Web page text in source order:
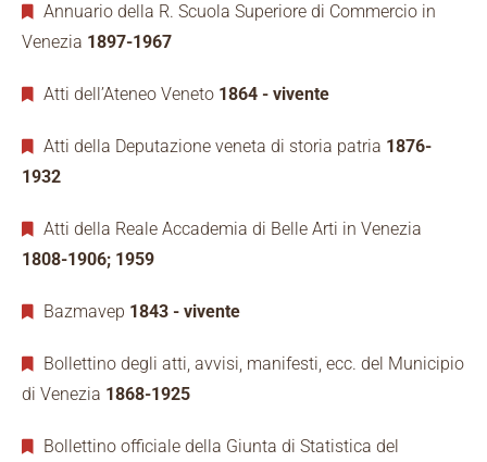
Annuario della R. Scuola Superiore di Commercio in
Venezia 1897-1967
Atti dell’Ateneo Veneto 1864 - vivente
Atti della Deputazione veneta di storia patria 1876-
1932
Atti della Reale Accademia di Belle Arti in Venezia
1808-1906; 1959
Bazmavep 1843 - vivente
Bollettino degli atti, avvisi, manifesti, ecc. del Municipio
di Venezia 1868-1925
Bollettino officiale della Giunta di Statistica del